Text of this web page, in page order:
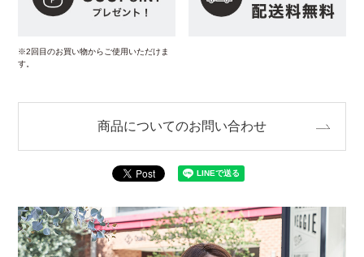
※2回目のお買い物からご使用いただけま
す。
商品についてのお問い合わせ